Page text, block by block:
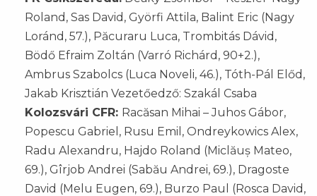
Roland, Sas David, Györfi Attila, Balint Eric (Nagy
Loránd, 57.), Păcuraru Luca, Trombitás Dávid,
Bödő Efraim Zoltán (Varró Richárd, 90+2.),
Ambrus Szabolcs (Luca Noveli, 46.), Tóth-Pál Előd,
Jakab Krisztián Vezetőedző: Szakál Csaba
Kolozsvári CFR: Racăsan Mihai – Juhos Gábor,
Popescu Gabriel, Rusu Emil, Ondreykowics Alex,
Radu Alexandru, Hajdo Roland (Miclăuș Mateo,
69.), Gîrjob Andrei (Sabău Andrei, 69.), Dragoste
David (Melu Eugen, 69.), Burzo Paul (Rosca David,